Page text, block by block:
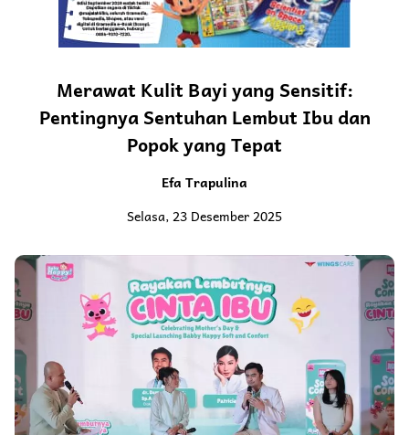
Merawat Kulit Bayi yang Sensitif:
Pentingnya Sentuhan Lembut Ibu dan
Popok yang Tepat
Efa Trapulina
Selasa, 23 Desember 2025